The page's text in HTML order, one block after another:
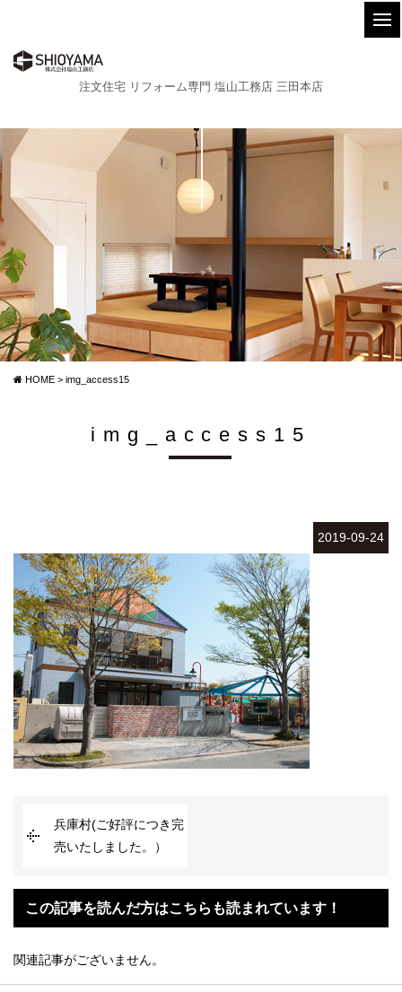
注文住宅 リフォーム専門 塩山工務店 三田本店
HOME > img_access15
img_access15
2019-09-24
兵庫村(ご好評につき完
売いたしました。）
この記事を読んだ方はこちらも読まれています！
関連記事がございません。